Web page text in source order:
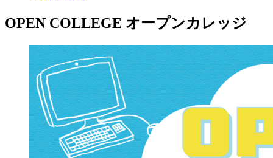
OPEN COLLEGE オープンカレッジ